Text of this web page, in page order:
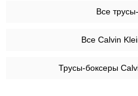
Все
Все Calvin
Трусы-боксеры